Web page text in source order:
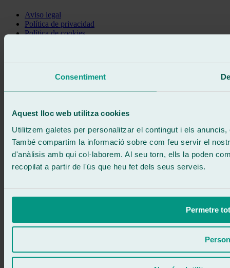
Consentiment
Aquest lloc web utilitza cookies
Utilitzem galetes per personalitzar el contingut i els
També compartim la informació sobre com feu servir el
d'anàlisis amb qui col·laborem. Al seu torn, ells la poden
recopilat a partir de l'ús que heu fet dels seus serveis.
Permetre
Aviso legal
Política de privacidad
Política de cookies
Sense compromís
ATENCIÓ 24/7 Contacta'ns